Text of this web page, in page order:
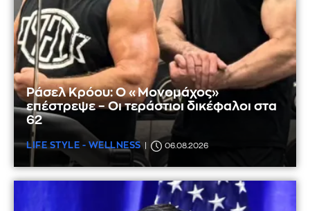
Ράσελ Κρόου: Ο «Μονομάχος»
επέστρεψε – Οι τεράστιοι δικέφαλοι στα
62
LIFE STYLE - WELLNESS 06.08.2026